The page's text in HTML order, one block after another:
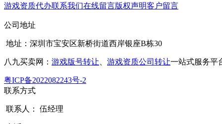
游戏资质代办联系我们在线留言版权声明客户留言
公司地址
地址：深圳市宝安区新桥街道西岸银座B栋30
八九买卖网： 游戏版号转让 游戏资质公司转让一站式服务平
粤ICP备2022082243号-2
联系方式
联系人： 伍经理